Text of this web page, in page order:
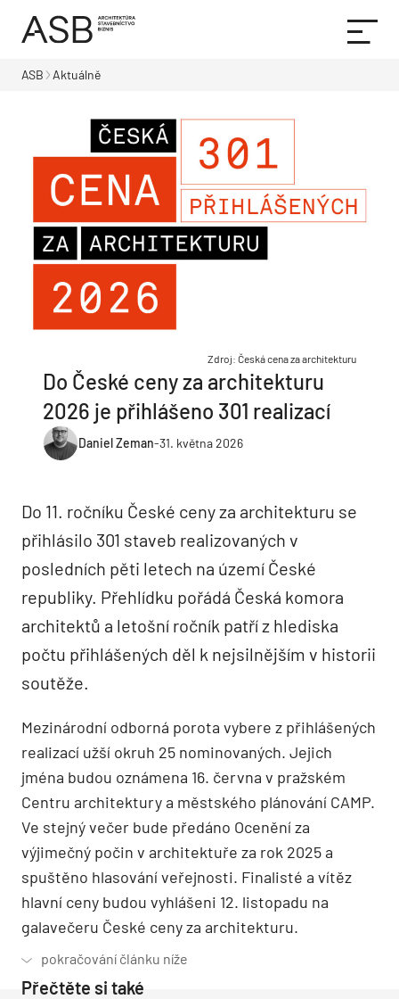
ASB Aktuálně
Zdroj: Česká cena za architekturu
Do České ceny za architekturu
2026 je přihlášeno 301 realizací
Daniel Zeman-31. května 2026
Do 11. ročníku České ceny za architekturu se
přihlásilo 301 staveb realizovaných v
posledních pěti letech na území České
republiky. Přehlídku pořádá Česká komora
architektů a letošní ročník patří z hlediska
počtu přihlášených děl k nejsilnějším v historii
soutěže.
Mezinárodní odborná porota vybere z přihlášených
realizací užší okruh 25 nominovaných. Jejich
jména budou oznámena 16. června v pražském
Centru architektury a městského plánování CAMP.
Ve stejný večer bude předáno Ocenění za
výjimečný počin v architektuře za rok 2025 a
spuštěno hlasování veřejnosti. Finalisté a vítěz
hlavní ceny budou vyhlášeni 12. listopadu na
galavečeru České ceny za architekturu.
Přečtěte si také